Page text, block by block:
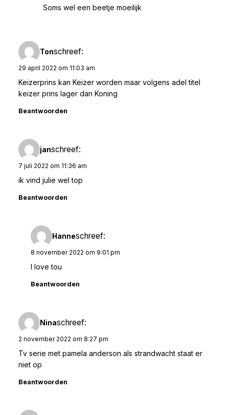
Soms wel een beetje moeilijk
Tonschreef:
29 april 2022 om 11:03 am
Keizerprins kan Keizer worden maar volgens adel titel
keizer prins lager dan Koning
Beantwoorden
janschreef:
7 juli 2022 om 11:36 am
ik vind julie wel top
Beantwoorden
Hanneschreef:
8 november 2022 om 9:01 pm
I love tou
Beantwoorden
Ninaschreef:
2 november 2022 om 8:27 pm
Tv serie met pamela anderson als strandwacht staat er
niet op
Beantwoorden